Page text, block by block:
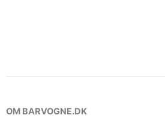
OM BARVOGNE.DK